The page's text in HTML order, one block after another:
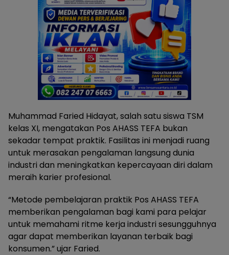
Muhammad Faried Hidayat, salah satu siswa TSM
kelas XI, mengatakan Pos AHASS TEFA bukan
sekadar tempat praktik. Fasilitas ini menjadi ruang
untuk merasakan pengalaman langsung dunia
industri dan meningkatkan kepercayaan diri dalam
meraih karier profesional.
“Metode pembelajaran praktik Pos AHASS TEFA
memberikan pengalaman bagi kami para pelajar
untuk memahami ritme kerja industri sesungguhnya
agar dapat memberikan layanan terbaik bagi
konsumen.” ujar Faried.